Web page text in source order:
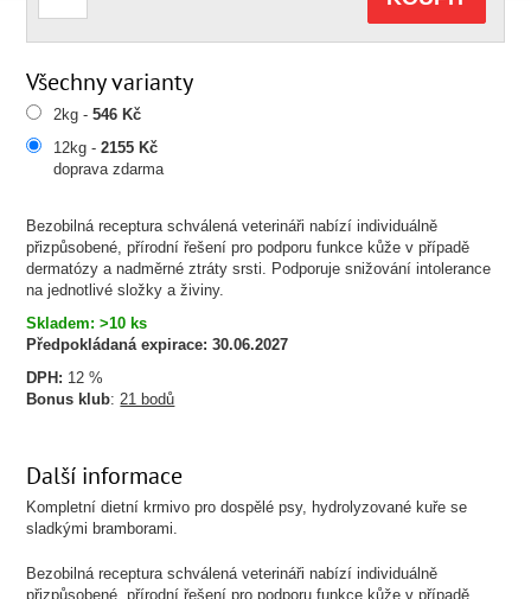
Bezobilná receptura schválená veterináři nabízí individuálně
přizpůsobené, přírodní řešení pro podporu funkce kůže v případě
dermatózy a nadměrné ztráty srsti. Podporuje snižování intolerance
na jednotlivé složky a živiny.
Skladem: >10 ks
Předpokládaná expirace: 30.06.2027
DPH: 12 %
Bonus klub:21 bodů
Všechny varianty
2kg -546 Kč
12kg -2155 Kč
doprava zdarma
Další informace
Kompletní dietní krmivo pro dospělé psy, hydrolyzované kuře se
sladkými bramborami.
Bezobilná receptura schválená veterináři nabízí individuálně
přizpůsobené, přírodní řešení pro podporu funkce kůže v případě